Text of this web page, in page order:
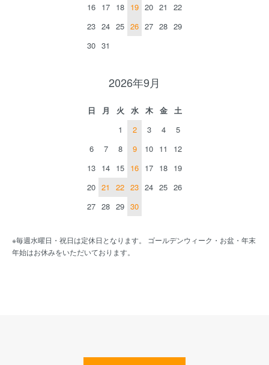
16 17 18 19 20 21
22
23 24 25 26 27 28 29
30 31
2026年9月
日 月 火 水 木 金
土
1
2 3 4
5
6
7 8 9 10 11
12
13 14 15 16 17 18 19
20 21 22 23 24 25 26
27 28 29 30
※毎週水曜日・祝日は定休日となります。 ゴールデンウィーク・お盆・年末
年始はお休みをいただいております。